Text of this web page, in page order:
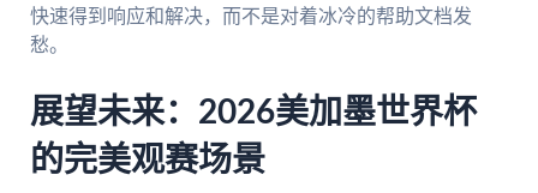
快速得到响应和解决，而不是对着冰冷的帮助文档发
愁。
展望未来：2026美加墨世界杯
的完美观赛场景